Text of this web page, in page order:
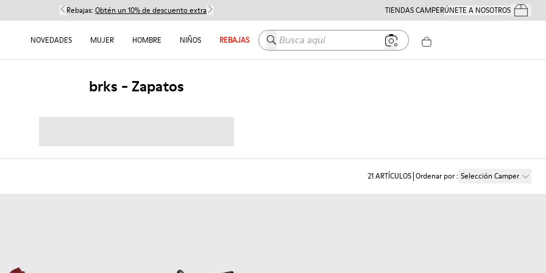
Rebajas: Obtén un 10% de descuento extra TIENDAS CAMPERÚNETE A NOSOTROSTus
NOVEDADES MUJER HOMBRE NIÑOS REBAJAS Busca aquí
brks - Zapatos
21ARTÍCULOS Ordenar por: Selección Camper